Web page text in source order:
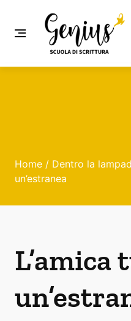
Home / Dentro la
un’estranea
L’amica